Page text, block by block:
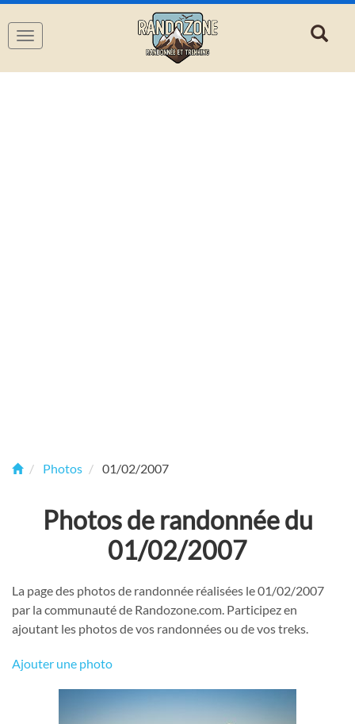
Navigation
Photos 01/02/2007
Photos de randonnée du
01/02/2007
La page des photos de randonnée réalisées le 01/02/2007
par la communauté de Randozone.com. Participez en
ajoutant les photos de vos randonnées ou de vos treks.
Ajouter une photo